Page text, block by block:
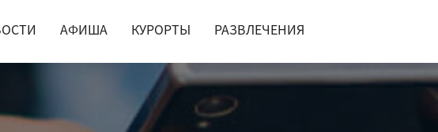
АФИША КУРОРТЫ РАЗВЛЕЧЕНИЯ